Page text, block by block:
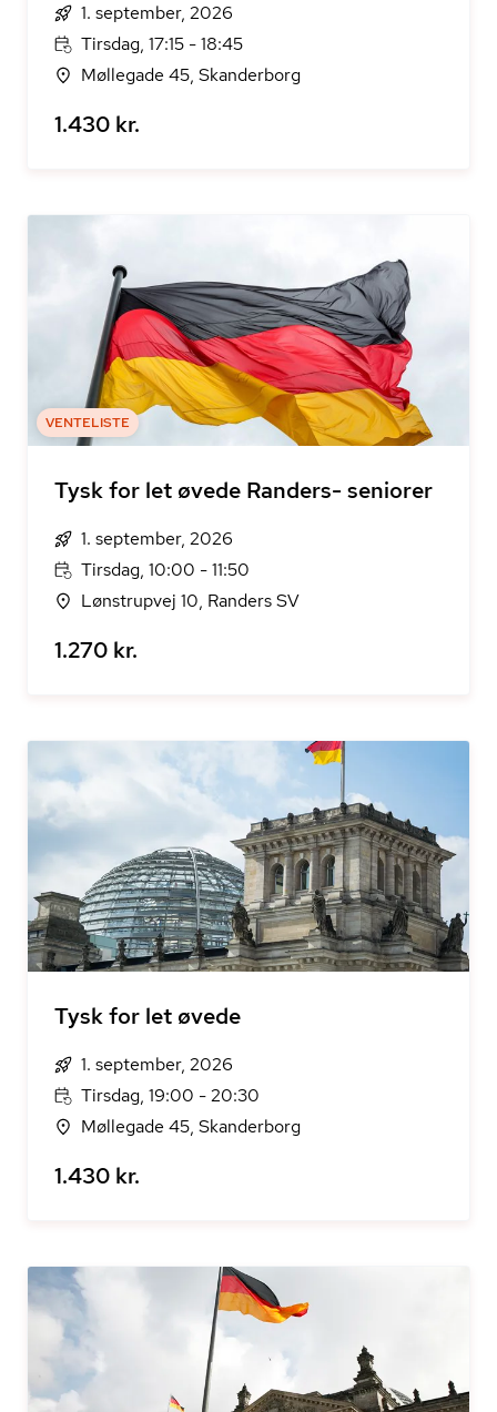
1. september, 2026
Tirsdag, 17:15 - 18:45
Møllegade 45, Skanderborg
1.430 kr.
VENTELISTE
Tysk for let øvede Randers- seniorer
1. september, 2026
Tirsdag, 10:00 - 11:50
Lønstrupvej 10, Randers SV
1.270 kr.
Tysk for let øvede
1. september, 2026
Tirsdag, 19:00 - 20:30
Møllegade 45, Skanderborg
1.430 kr.